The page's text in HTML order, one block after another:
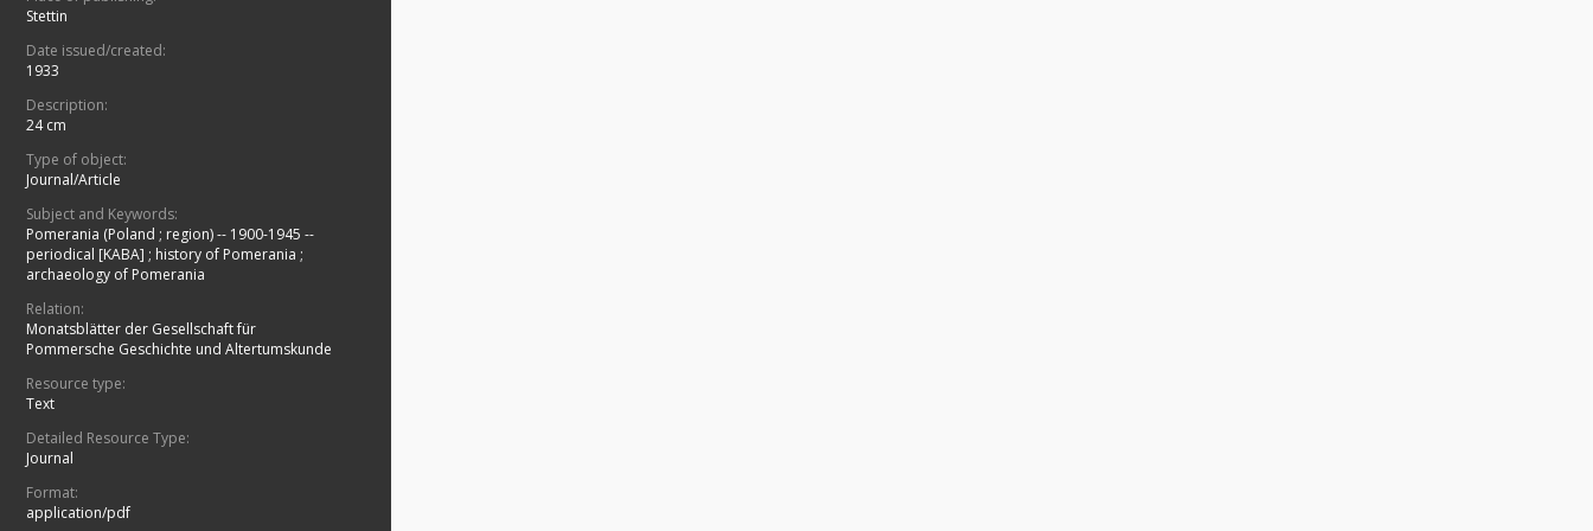
Stettin
Date issued/created:
1933
Description:
24 cm
Type of object:
Journal/Article
Subject and Keywords:
Pomerania (Poland ; region) -- 1900-1945 --
periodical [KABA] ; history of Pomerania ;
archaeology of Pomerania
Relation:
Monatsblätter der Gesellschaft für
Pommersche Geschichte und Altertumskunde
Resource type:
Text
Detailed Resource Type:
Journal
Format:
application/pdf